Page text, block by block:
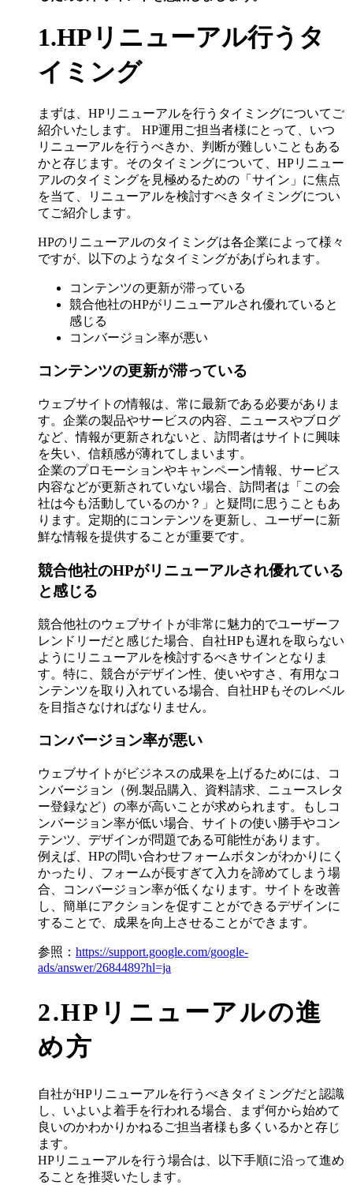
1.HPリニューアル行うタ
イミング
まずは、HPリニューアルを行うタイミングについてご
紹介いたします。 HP運用ご担当者様にとって、いつ
リニューアルを行うべきか、判断が難しいこともある
かと存じます。そのタイミングについて、HPリニュー
アルのタイミングを見極めるための「サイン」に焦点
を当て、リニューアルを検討すべきタイミングについ
てご紹介します。
HPのリニューアルのタイミングは各企業によって様々
ですが、以下のようなタイミングがあげられます。
コンテンツの更新が滞っている
競合他社のHPがリニューアルされ優れていると
感じる
コンバージョン率が悪い
コンテンツの更新が滞っている
ウェブサイトの情報は、常に最新である必要がありま
す。企業の製品やサービスの内容、ニュースやブログ
など、情報が更新されないと、訪問者はサイトに興味
を失い、信頼感が薄れてしまいます。
企業のプロモーションやキャンペーン情報、サービス
内容などが更新されていない場合、訪問者は「この会
社は今も活動しているのか？」と疑問に思うこともあ
ります。定期的にコンテンツを更新し、ユーザーに新
鮮な情報を提供することが重要です。
競合他社のHPがリニューアルされ優れている
と感じる
競合他社のウェブサイトが非常に魅力的でユーザーフ
レンドリーだと感じた場合、自社HPも遅れを取らない
ようにリニューアルを検討するべきサインとなりま
す。特に、競合がデザイン性、使いやすさ、有用なコ
ンテンツを取り入れている場合、自社HPもそのレベル
を目指さなければなりません。
コンバージョン率が悪い
ウェブサイトがビジネスの成果を上げるためには、コ
ンバージョン（例.製品購入、資料請求、ニュースレタ
ー登録など）の率が高いことが求められます。もしコ
ンバージョン率が低い場合、サイトの使い勝手やコン
テンツ、デザインが問題である可能性があります。
例えば、HPの問い合わせフォームボタンがわかりにく
かったり、フォームが長すぎて入力を諦めてしまう場
合、コンバージョン率が低くなります。サイトを改善
し、簡単にアクションを促すことができるデザインに
することで、成果を向上させることができます。
参照： https://support.google.com/google-
ads/answer/2684489?hl=ja
2.HPリニューアルの進
め方
自社がHPリニューアルを行うべきタイミングだと認識
し、いよいよ着手を行われる場合、まず何から始めて
良いのかわかりかねるご担当者様も多くいるかと存じ
ます。
HPリニューアルを行う場合は、以下手順に沿って進め
ることを推奨いたします。